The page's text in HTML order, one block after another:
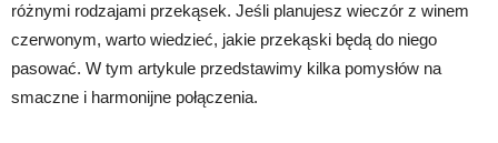
różnymi rodzajami przekąsek. Jeśli planujesz wieczór z winem
czerwonym, warto wiedzieć, jakie przekąski będą do niego
pasować. W tym artykule przedstawimy kilka pomysłów na
smaczne i harmonijne połączenia.